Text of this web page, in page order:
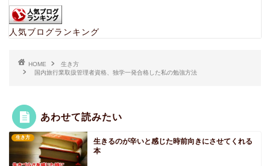
人気ブログランキング
HOME
生き方
国内旅行業取扱管理者資格、独学一発合格した私の勉強方法
あわせて読みたい
生き方
生きるのが辛いと感じた時前向きにさせてくれる
本